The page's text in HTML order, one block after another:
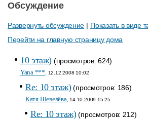
Обсуждение
Развернуть обсуждение | Показать в виде
Перейти на главную страницу дома
10 этаж) (просмотров: 624)
Yana *** , 12.12.2008 10:02
Re: 10 этаж)(просмотров: 186)
Катя Шевелёва , 14.10.2009 15:25
Re: 10 этаж)(просмотров: 212)